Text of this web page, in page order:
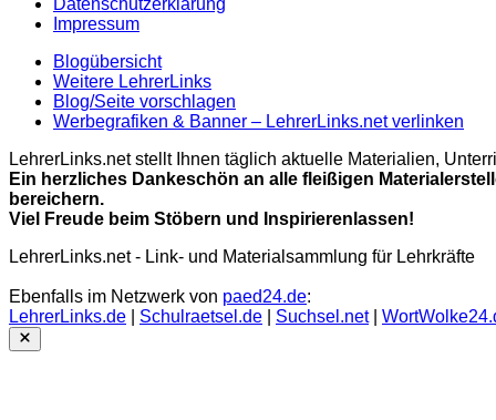
Impressum
Blogübersicht
Weitere LehrerLinks
Blog/Seite vorschlagen
Werbegrafiken & Banner – LehrerLinks.net verlinken
LehrerLinks.net stellt Ihnen täglich aktuelle Materialien,
Ein herzliches Dankeschön an alle fleißigen
bereichern.
Viel Freude beim Stöbern und Inspirierenlassen!
LehrerLinks.net - Link- und Materialsammlung für Lehrkräfte
Ebenfalls im Netzwerk von paed24.de:
LehrerLinks.de
Schulraetsel.de Suchsel.net|
Close